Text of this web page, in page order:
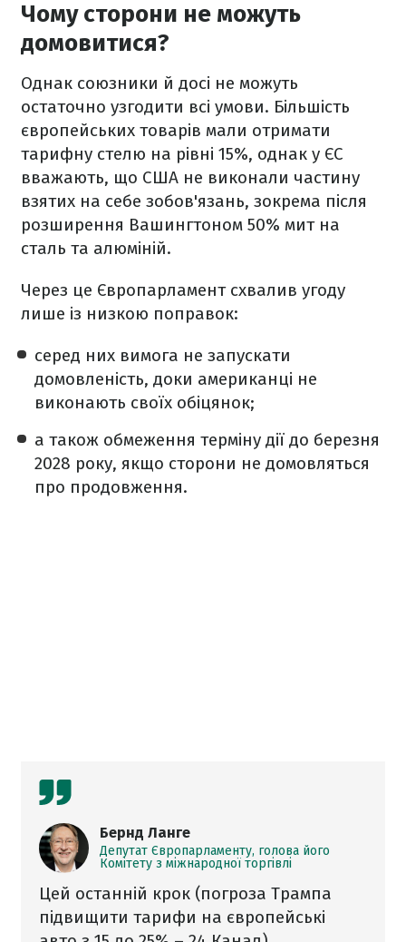
Чому сторони не можуть
домовитися?
Однак союзники й досі не можуть
остаточно узгодити всі умови. Більшість
європейських товарів мали отримати
тарифну стелю на рівні 15%, однак у ЄС
вважають, що США не виконали частину
взятих на себе зобов'язань, зокрема після
розширення Вашингтоном 50% мит на
сталь та алюміній.
Через це Європарламент схвалив угоду
лише із низкою поправок:
серед них вимога не запускати
домовленість, доки американці не
виконають своїх обіцянок;
а також обмеження терміну дії до березня
2028 року, якщо сторони не домовляться
про продовження.
Бернд Ланге
Депутат Європарламенту, голова його
Комітету з міжнародної торгівлі
Цей останній крок (погроза Трампа
підвищити тарифи на європейські